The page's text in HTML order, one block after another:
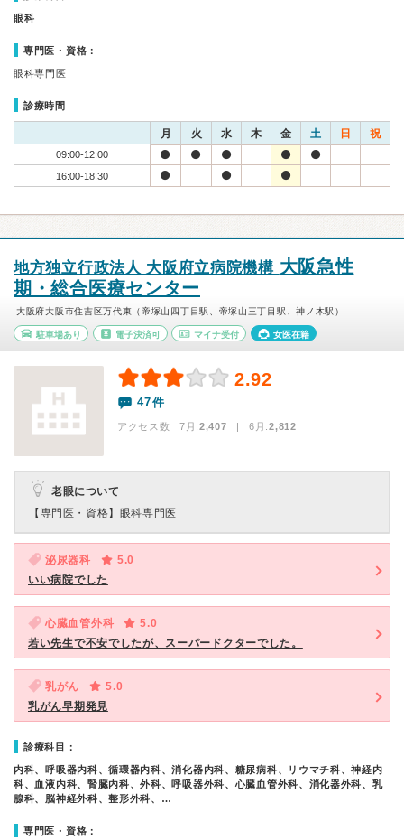
眼科
専門医・資格：
眼科専門医
診療時間
月 火 水 木 金 土 日 祝
09:00-12:00
16:00-18:30
地方独立行政法人 大阪府立病院機構 大阪急性
期・総合医療センター
大阪府大阪市住吉区万代東（帝塚山四丁目駅、帝塚山三丁目駅、神ノ木駅）
駐車場あり 電子決済可 マイナ受付 女医在籍
2.92
47件
アクセス数 7月:2,407 | 6月:2,812
老眼について
【専門医・資格】 眼科専門医
泌尿器科
5.0
いい病院でした
心臓血管外科
5.0
若い先生で不安でしたが、スーパードクターでした。
乳がん
5.0
乳がん早期発見
診療科目：
内科、呼吸器内科、循環器内科、消化器内科、糖尿病科、リウマチ科、神経内
科、血液内科、腎臓内科、外科、呼吸器外科、心臓血管外科、消化器外科、乳
腺科、脳神経外科、整形外科、…
専門医・資格：